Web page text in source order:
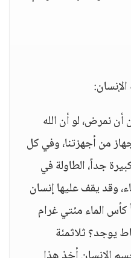
أن نمرض، لو أن الله
من أجهزتنا، وفي كل
جداً، الطاولة في
وقد يقف عليها إنسان
كأس الماء مئتي غرام
احتياط يوجد؟ ثلاثمئة